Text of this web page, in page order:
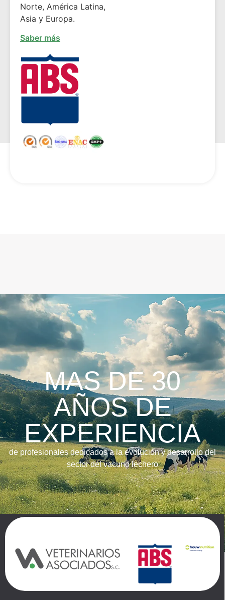
Norte, América Latina,
Asia y Europa.
Saber más
MAS DE 30
AÑOS DE
EXPERIENCIA
de profesionales dedicados a la evolución y desarrollo del
sector del vacuno lechero